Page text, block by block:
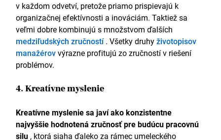
v každom odvetví, pretože priamo prispievajú k
organizačnej efektívnosti a inováciám. Taktiež sa
veľmi dobre kombinujú s množstvom ďalších
medziľudských zručností. Všetky druhyživotopisov
manažérovvýrazne profitujú zo zručností v riešení
problémov.
4. Kreatívne myslenie
Kreatívne myslenie sa javí ako konzistentne
najvyššie hodnotená zručnosť pre budúcu pracovnú
silu , ktorá siaha ďaleko za rámec umeleckého